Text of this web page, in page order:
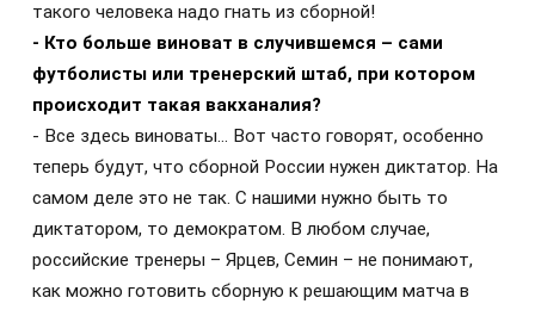
такого человека надо гнать из сборной!
- Кто больше виноват в случившемся – сами
футболисты или тренерский штаб, при котором
происходит такая вакханалия?
- Все здесь виноваты… Вот часто говорят, особенно
теперь будут, что сборной России нужен диктатор. На
самом деле это не так. С нашими нужно быть то
диктатором, то демократом. В любом случае,
российские тренеры – Ярцев, Семин – не понимают,
как можно готовить сборную к решающим матча в